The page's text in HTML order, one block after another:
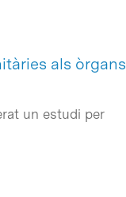
als òrgans
un estudi per